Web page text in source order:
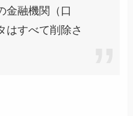
金融機関（口
はすべて削除さ